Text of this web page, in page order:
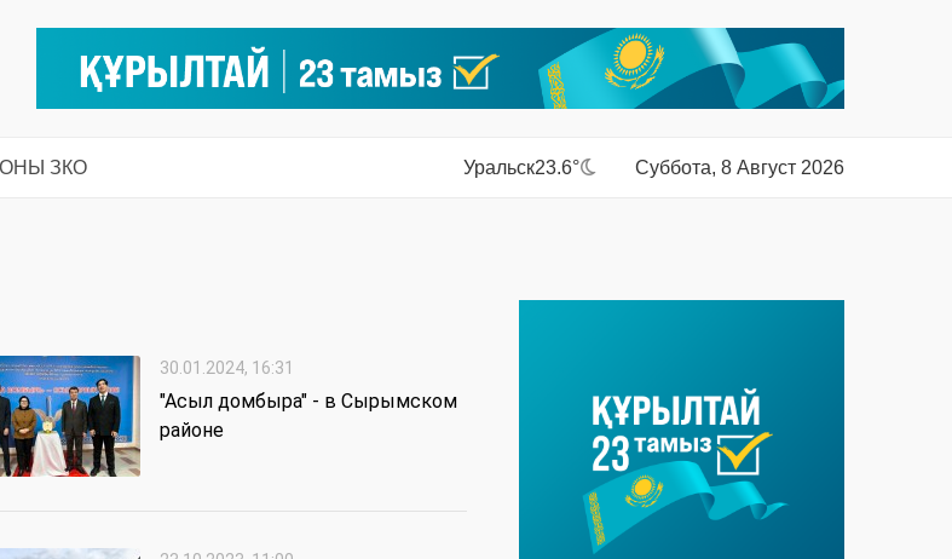
ЗКО Уральск23.6° Суббота, 8 Август 2026
30.01.2024, 16:31
"Асыл домбыра" - в Сырымском
районе